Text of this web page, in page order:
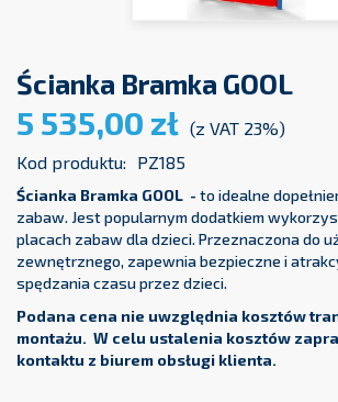
Ścianka Bramka GOOL
5 535,00 zł (z VAT 23%)
Kod produktu:
PZ185
Ścianka Bramka GOOL - to idealne
zabaw. Jest popularnym dodatkiem
placach zabaw dla dzieci. Przeznaczona do
zewnętrznego, zapewnia bezpieczne i
spędzania czasu przez dzieci.
Podana cena nie uwzględnia kosztów
montażu. W celu ustalenia kosztów
kontaktu z biurem obsługi klienta.